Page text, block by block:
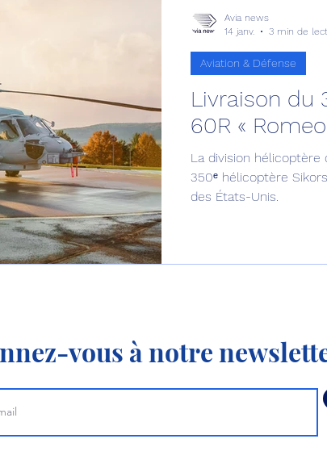
Avion expérimental
Défense sol-air DSA Amphibie Drones
Global 6500 Fret aérien Salon
au Vénézuela Simulateur avion de
Livraison du
60R «
La division hélicoptère
350ᵉ hélicoptère
des États-Unis.
Aviation & Défense
Avia news
14 janv.
3 min de
vous à notre